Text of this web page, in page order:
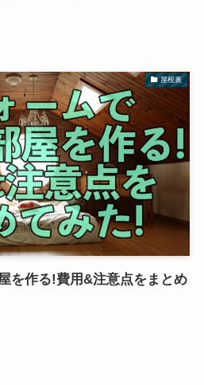
屋根裏
を作る!費用&注意点をまとめ